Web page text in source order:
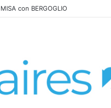
MISA con BERGOGLIO